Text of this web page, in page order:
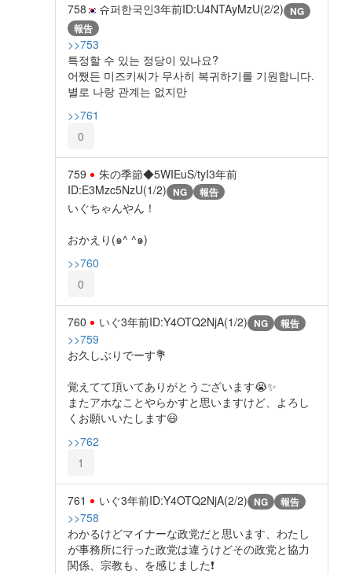
758 슈퍼한국인3年前ID:U4NTAyMzU(2/2) NG
報告
>>753
특정할 수 있는 정당이 있나요?
어쨌든 미즈키씨가 무사히 복귀하기를 기원합니다.
별로 나랑 관계는 없지만
>>761
0
759 朱の季節◆5WIEuS/tyI3年前
ID:E3Mzc5NzU(1/2) NG 報告
いぐちゃんやん！
おかえり(๑^ ^๑)
>>760
0
760 いぐ3年前ID:Y4OTQ2NjA(1/2) NG 報告
>>759
お久しぶりでーす💐
覚えてて頂いてありがとうございます😭✨
またアホなことやらかすと思いますけど、よろし
くお願いいたします😃
>>762
1
761 いぐ3年前ID:Y4OTQ2NjA(2/2) NG 報告
>>758
わかるけどマイナーな政党だと思います、わたし
が事務所に行った政党は違うけどその政党と協力
関係、宗教も、を感じました❗